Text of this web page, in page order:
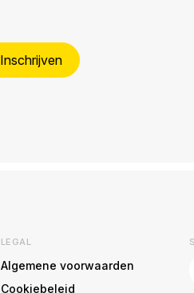
Inschrijven
LEGAL
Algemene voorwaarden
Cookiebeleid